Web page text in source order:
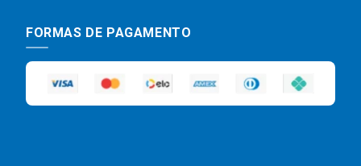
FORMAS DE PAGAMENTO